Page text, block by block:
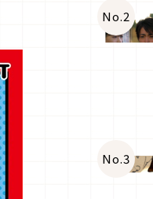
No.2
No.3